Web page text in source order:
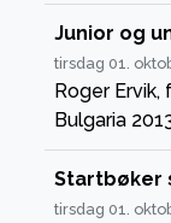
Junior og
tirsdag 01.
Roger
Bulgaria
Startbøker
tirsdag 01.